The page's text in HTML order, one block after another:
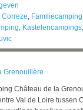
Correze, Familiecamping
, Kastelencampings,
Grenouillère
Château de la
Val de Loire tussen